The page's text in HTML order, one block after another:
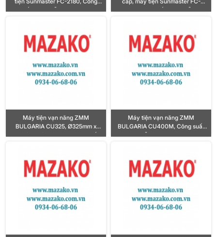
suất 10HP, Lỗ trục Ø80mm
2180V, Công suất 10HP, Lỗ trục
Máy tiện vạn năng ZMM
BULGARIA CU325, Ø325mm x
500 / 750 / 1000mm, Công suất
Máy tiện vạn năng ZMM
BULGARIA CU400M, Công suất
10HP, Lỗ trục chính Ø80mm